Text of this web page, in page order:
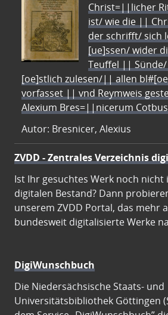
Christ=||licher
ist/ wie die ||
der schrifft/ sich
[ue]ssen/ wider
Teuffel ||
[oe]stlich zulesen/|| allen
vorfasset || vnd Reymweis
Alexium Bres=||nicerum
Autor: Bresnicer, Alexius
ZVDD - Zentrales Verzeichnis
Ist Ihr gesuchtes Werk noch nicht
digitalen Bestand? Dann
unserem ZVDD Portal, das mehr
bundesweit digitalisierte Werke
DigiWunschbuch
Die Niedersächsische Staats- und
Universitätsbibliothek Göttingen